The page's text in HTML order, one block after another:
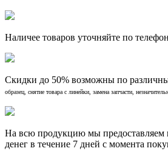
Наличее товаров уточняйте по
Скидки до 50% возможны по
образец, снятие товара с линейки, замена запчасти,
На всю продукцию мы предоставляем
денег в течение 7 дней с момента